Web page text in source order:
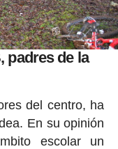
padres de la
del centro, ha
En su opinión
escolar un